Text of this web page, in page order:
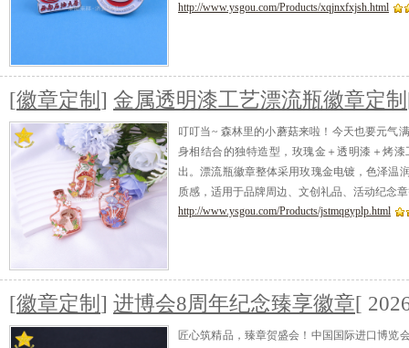
http://www.ysgou.com/Products/xqjnxfxjsh.html
[徽章定制 ] 金属透明漆工艺漂流瓶徽章定制
叮叮当~ 森林里的小蘑菇来啦！今天也要元气
身相结合的独特造型，玫瑰金＋透明漆＋烤
出。漂流瓶徽章整体采用玫瑰金电镀，色泽温
质感，适用于品牌周边、文创礼品、活动纪念
http://www.ysgou.com/Products/jstmqgyplp.html
[徽章定制 ] 进博会8周年纪念臻享徽章[
匠心筑精品，臻章贺盛会！中国国际进口博览